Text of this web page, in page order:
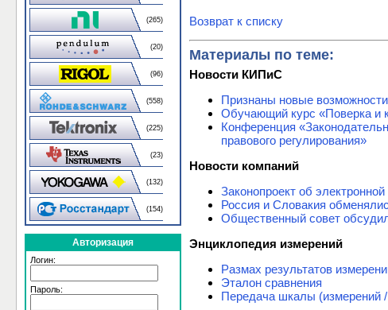
(265)
(20)
(96)
(558)
(225)
(23)
(132)
(154)
Авторизация
Логин:
Пароль:
Возврат к списку
Материалы по теме:
Новости КИПиС
Признаны новые
Обучающий курс «Поверка и
Конференция
правового регулирования»
Новости компаний
Законопроект об
Россия и Словакия
Общественный совет
Энциклопедия измерений
Размах результатов
Эталон сравнения
Передача шкалы (измерений